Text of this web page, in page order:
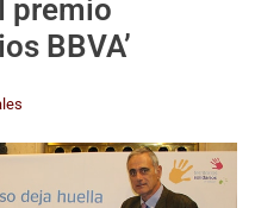
premio
BBVA’